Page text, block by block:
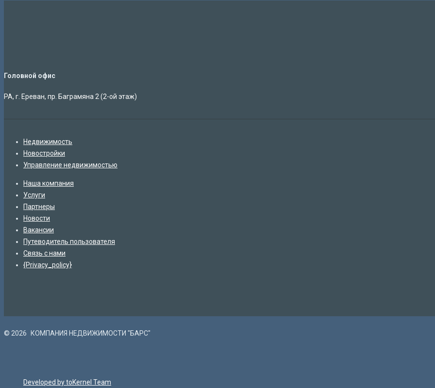
Головной офис
РА, г. Ереван, пр. Баграмяна 2 (2-ой этаж)
Недвижимость
Новостройки
Управление недвижимостью
Наша компания
Услуги
Партнеры
Новости
Вакансии
Путеводитель пользователя
Связь с нами
{Privacy_policy}
© 2026 КОМПАНИЯ НЕДВИЖИМОСТИ "БАРС"
Developed by toKernel Team